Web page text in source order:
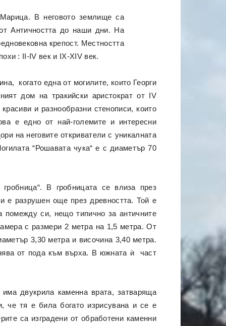
В неговото землище са
Античността до наши дни. На
крепост. Местността
: II-IV вeк и IX-XIV век.
когато една от могилите, които Георги
дом на тракийски аристократ от IV
и разнообразни стенописи, които
е едно от най-големите и интересни
на неговите откриватели с уникалната
“Рошавата чука“ е с диаметър 70
В гробницата се влиза през
е разрушен още през древността. Той е
помежду си, нещо типично за античните
с размери 2 метра на 1,5 метра. От
3,30 метра и височина 3,40 метра.
от пода към върха. В южната ѝ част
двукрила каменна врата, затваряща
че тя е била богато изрисувана и се е
са изградени от обработени каменни